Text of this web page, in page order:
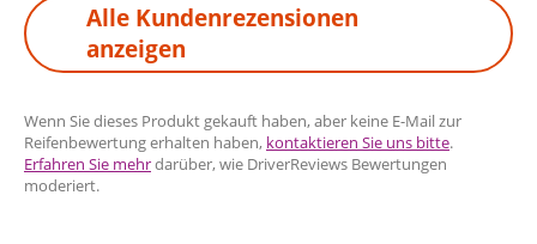
Alle Kundenrezensionen
anzeigen
Wenn Sie dieses Produkt gekauft haben, aber keine E-Mail zur
Reifenbewertung erhalten haben, kontaktieren Sie uns bitte.
Erfahren Sie mehrdarüber, wie DriverReviews Bewertungen
moderiert.